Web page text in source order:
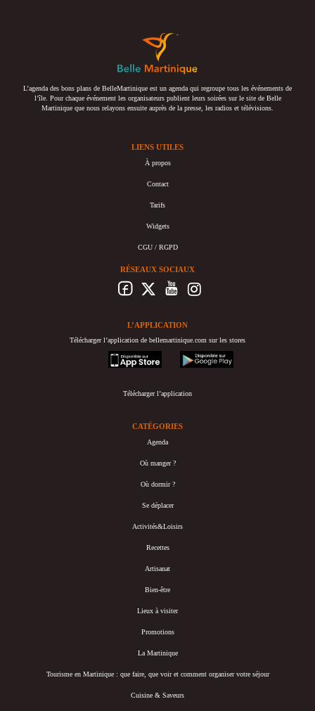
L’agenda des bons plans de BelleMartinique est un agenda qui regroupe tous les événements de
l’île. Pour chaque événement les organisateurs publient leurs soirées sur le site de Belle
Martinique que nous relayons ensuite auprès de la presse, les radios et télévisions.
LIENS UTILES
À propos
Contact
Tarifs
Widgets
CGU / RGPD
RÉSEAUX SOCIAUX
L’APPLICATION
Télécharger l’application de bellemartinique.com sur les stores
appstore
googleplay
Télécharger l’application
CATÉGORIES
Agenda
Où manger ?
Où dormir ?
Se déplacer
Activités&Loisirs
Recettes
Artisanat
Bien-être
Lieux à visiter
Promotions
La Martinique
Tourisme en Martinique : que faire, que voir et comment organiser votre séjour
Cuisine & Saveurs